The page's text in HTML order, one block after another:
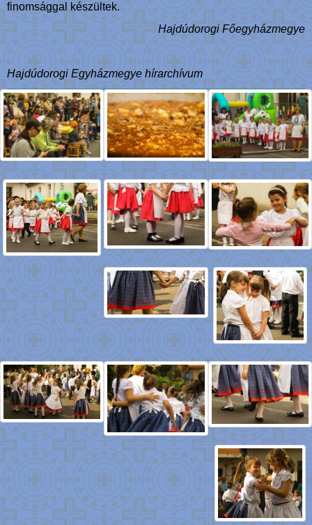
finomsággal készültek.
Hajdúdorogi Főegyházmegye
Hajdúdorogi Egyházmegye hírarchívum